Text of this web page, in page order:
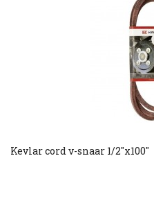
Kevlar cord v-snaar 1/2"x100"